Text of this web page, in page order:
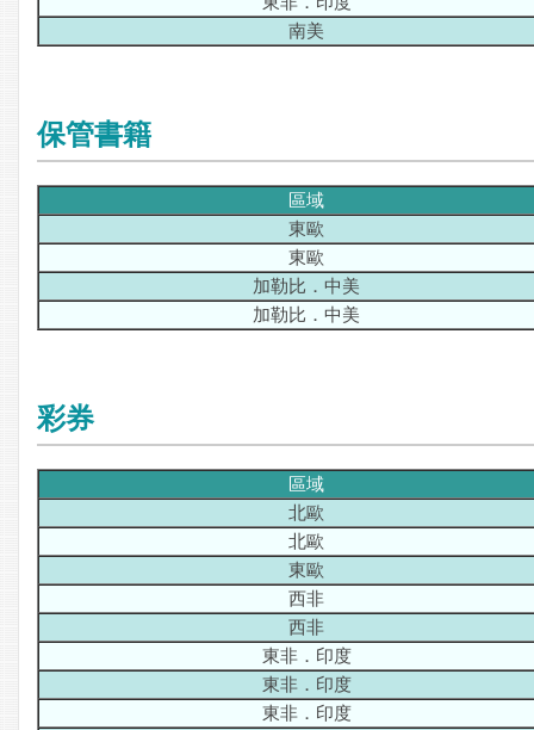
南美
保管書籍
區域
東歐
東歐
加勒比．中美
加勒比．中美
彩券
區域
北歐
北歐
東歐
西非
西非
東非．印度
東非．印度
東非．印度